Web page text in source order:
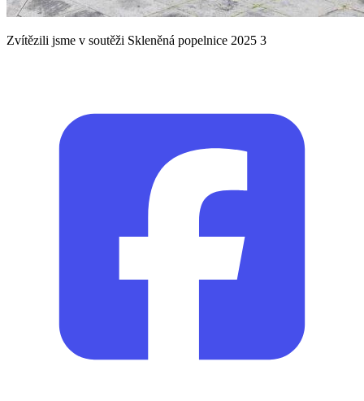
Zvítězili jsme v soutěži Skleněná popelnice 2025 3